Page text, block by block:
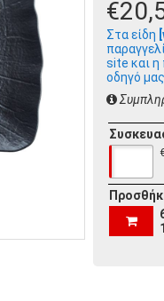
Στα είδη
site και η
οδηγό